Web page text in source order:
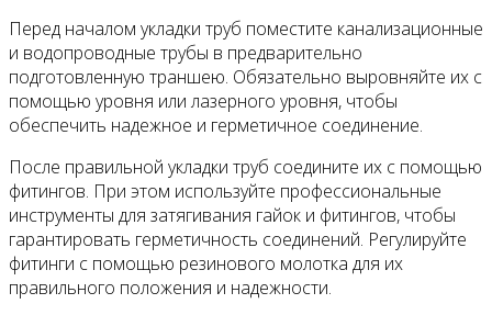
Перед началом укладки труб поместите канализационные
и водопроводные трубы в предварительно
подготовленную траншею. Обязательно выровняйте их с
помощью уровня или лазерного уровня, чтобы
обеспечить надежное и герметичное соединение.
После правильной укладки труб соедините их с помощью
фитингов. При этом используйте профессиональные
инструменты для затягивания гайок и фитингов, чтобы
гарантировать герметичность соединений. Регулируйте
фитинги с помощью резинового молотка для их
правильного положения и надежности.